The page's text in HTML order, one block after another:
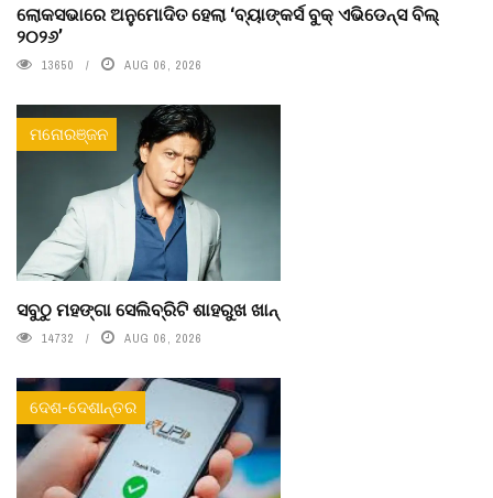
ଲୋକସଭାରେ ଅନୁମୋଦିତ ହେଲା ‘ବ୍ୟାଙ୍କର୍ସ ବୁକ୍ ଏଭିଡେନ୍ସ ବିଲ୍
୨୦୨୬’
13650 AUG 06, 2026
ମନୋରଞ୍ଜନ
ସବୁଠୁ ମହଙ୍ଗା ସେଲିବ୍ରିଟି ଶାହରୁଖ ଖାନ୍
14732 AUG 06, 2026
ଦେଶ-ଦେଶାନ୍ତର